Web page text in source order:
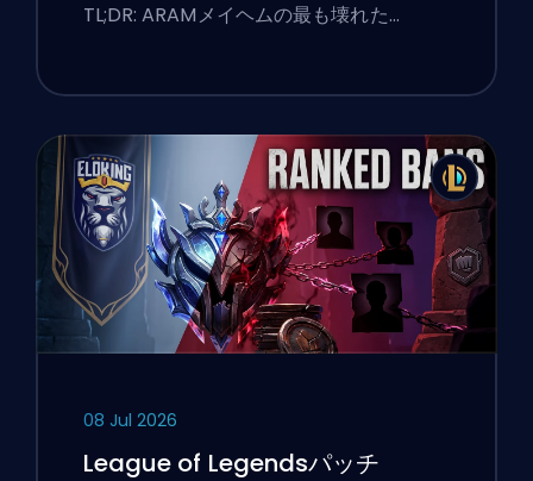
TL;DR: ARAMメイヘムの最も壊れた…
08 Jul 2026
League of Legendsパッチ